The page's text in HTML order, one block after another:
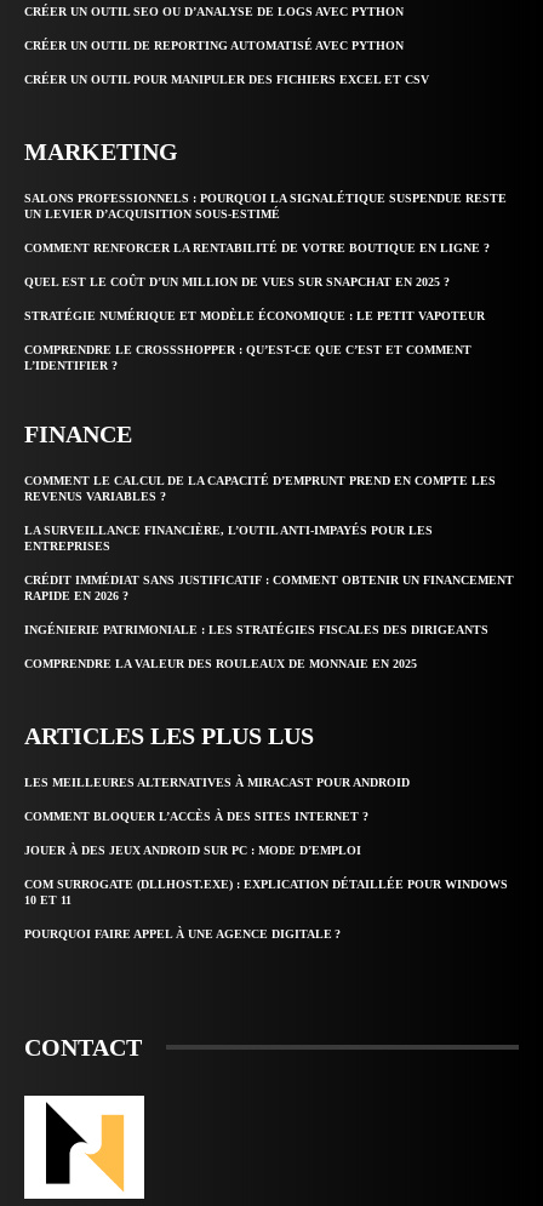
CRÉER UN OUTIL SEO OU D’ANALYSE DE LOGS AVEC PYTHON
CRÉER UN OUTIL DE REPORTING AUTOMATISÉ AVEC PYTHON
CRÉER UN OUTIL POUR MANIPULER DES FICHIERS EXCEL ET CSV
MARKETING
SALONS PROFESSIONNELS : POURQUOI LA SIGNALÉTIQUE SUSPENDUE RESTE
UN LEVIER D’ACQUISITION SOUS-ESTIMÉ
COMMENT RENFORCER LA RENTABILITÉ DE VOTRE BOUTIQUE EN LIGNE ?
QUEL EST LE COÛT D’UN MILLION DE VUES SUR SNAPCHAT EN 2025 ?
STRATÉGIE NUMÉRIQUE ET MODÈLE ÉCONOMIQUE : LE PETIT VAPOTEUR
COMPRENDRE LE CROSSSHOPPER : QU’EST-CE QUE C’EST ET COMMENT
L’IDENTIFIER ?
FINANCE
COMMENT LE CALCUL DE LA CAPACITÉ D’EMPRUNT PREND EN COMPTE LES
REVENUS VARIABLES ?
LA SURVEILLANCE FINANCIÈRE, L’OUTIL ANTI-IMPAYÉS POUR LES
ENTREPRISES
CRÉDIT IMMÉDIAT SANS JUSTIFICATIF : COMMENT OBTENIR UN FINANCEMENT
RAPIDE EN 2026 ?
INGÉNIERIE PATRIMONIALE : LES STRATÉGIES FISCALES DES DIRIGEANTS
COMPRENDRE LA VALEUR DES ROULEAUX DE MONNAIE EN 2025
ARTICLES LES PLUS LUS
LES MEILLEURES ALTERNATIVES À MIRACAST POUR ANDROID
COMMENT BLOQUER L’ACCÈS À DES SITES INTERNET ?
JOUER À DES JEUX ANDROID SUR PC : MODE D’EMPLOI
COM SURROGATE (DLLHOST.EXE) : EXPLICATION DÉTAILLÉE POUR WINDOWS
10 ET 11
POURQUOI FAIRE APPEL À UNE AGENCE DIGITALE ?
CONTACT